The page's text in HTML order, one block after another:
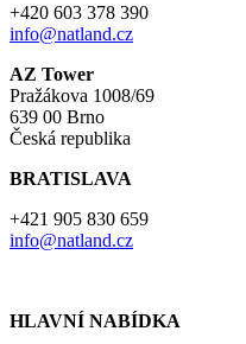
+420 603 378 390
info@natland.cz
AZ Tower
Pražákova 1008/69
639 00 Brno
Česká republika
BRATISLAVA
+421 905 830 659
info@natland.cz
HLAVNÍ NABÍDKA